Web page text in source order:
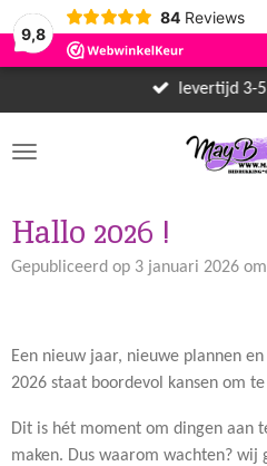
9,8
84 Reviews
levertijd 3-
Hallo 2026 !
Gepubliceerd op 3 januari 2026
Een nieuw jaar, nieuwe plannen
2026 staat boordevol kansen om
Dit is hét moment om dingen aan
maken. Dus waarom wachten? wij